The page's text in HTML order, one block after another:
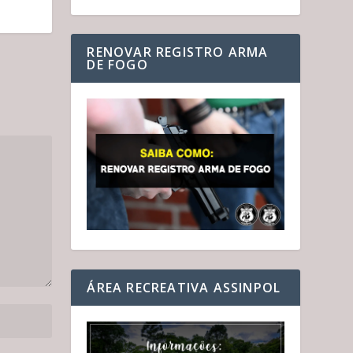
RENOVAR REGISTRO ARMA
DE FOGO
ÁREA RECREATIVA ASSINPOL